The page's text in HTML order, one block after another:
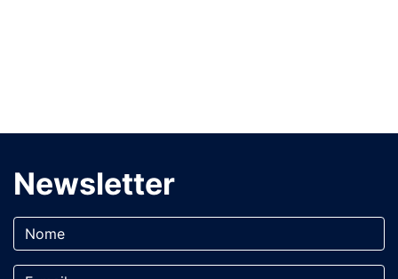
Newsletter